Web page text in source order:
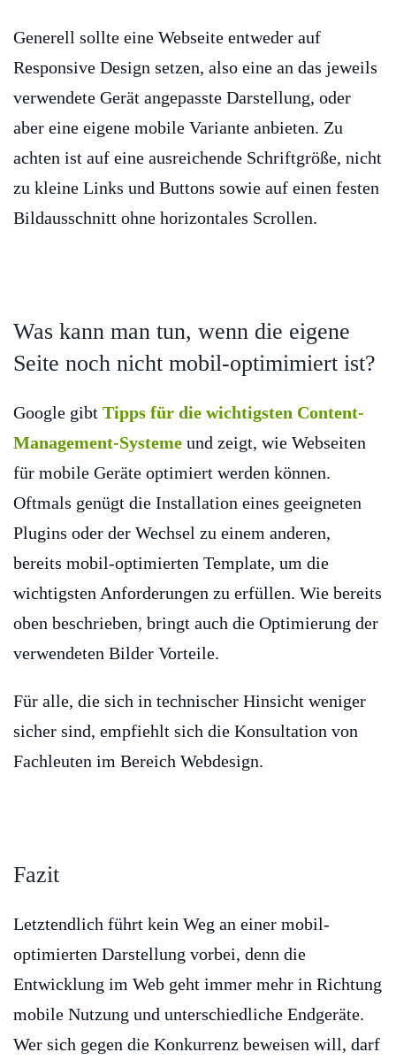
Generell sollte eine Webseite entweder auf
Responsive Design setzen, also eine an das jeweils
verwendete Gerät angepasste Darstellung, oder
aber eine eigene mobile Variante anbieten. Zu
achten ist auf eine ausreichende Schriftgröße, nicht
zu kleine Links und Buttons sowie auf einen festen
Bildausschnitt ohne horizontales Scrollen.
Was kann man tun, wenn die eigene
Seite noch nicht mobil-optimimiert ist?
Google gibt Tipps für die wichtigsten Content-
Management-Systeme und zeigt, wie Webseiten
für mobile Geräte optimiert werden können.
Oftmals genügt die Installation eines geeigneten
Plugins oder der Wechsel zu einem anderen,
bereits mobil-optimierten Template, um die
wichtigsten Anforderungen zu erfüllen. Wie bereits
oben beschrieben, bringt auch die Optimierung der
verwendeten Bilder Vorteile.
Für alle, die sich in technischer Hinsicht weniger
sicher sind, empfiehlt sich die Konsultation von
Fachleuten im Bereich Webdesign.
Fazit
Letztendlich führt kein Weg an einer mobil-
optimierten Darstellung vorbei, denn die
Entwicklung im Web geht immer mehr in Richtung
mobile Nutzung und unterschiedliche Endgeräte.
Wer sich gegen die Konkurrenz beweisen will, darf